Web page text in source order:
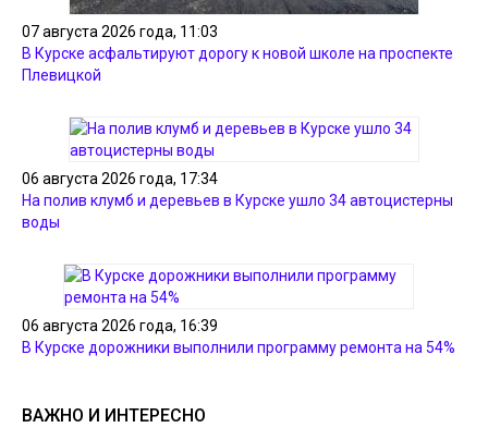
07 августа 2026 года, 11:03
В Курске асфальтируют дорогу к новой школе на проспекте
Плевицкой
06 августа 2026 года, 17:34
На полив клумб и деревьев в Курске ушло 34 автоцистерны
воды
06 августа 2026 года, 16:39
В Курске дорожники выполнили программу ремонта на 54%
ВАЖНО И ИНТЕРЕСНО